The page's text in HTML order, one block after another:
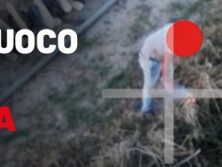
professionisti del turismo, per
esperienze autentiche in
storia, cultura e identità.
del Ministero del Turismo
rientra nell’area tematica
52 “Montagna Italia”.